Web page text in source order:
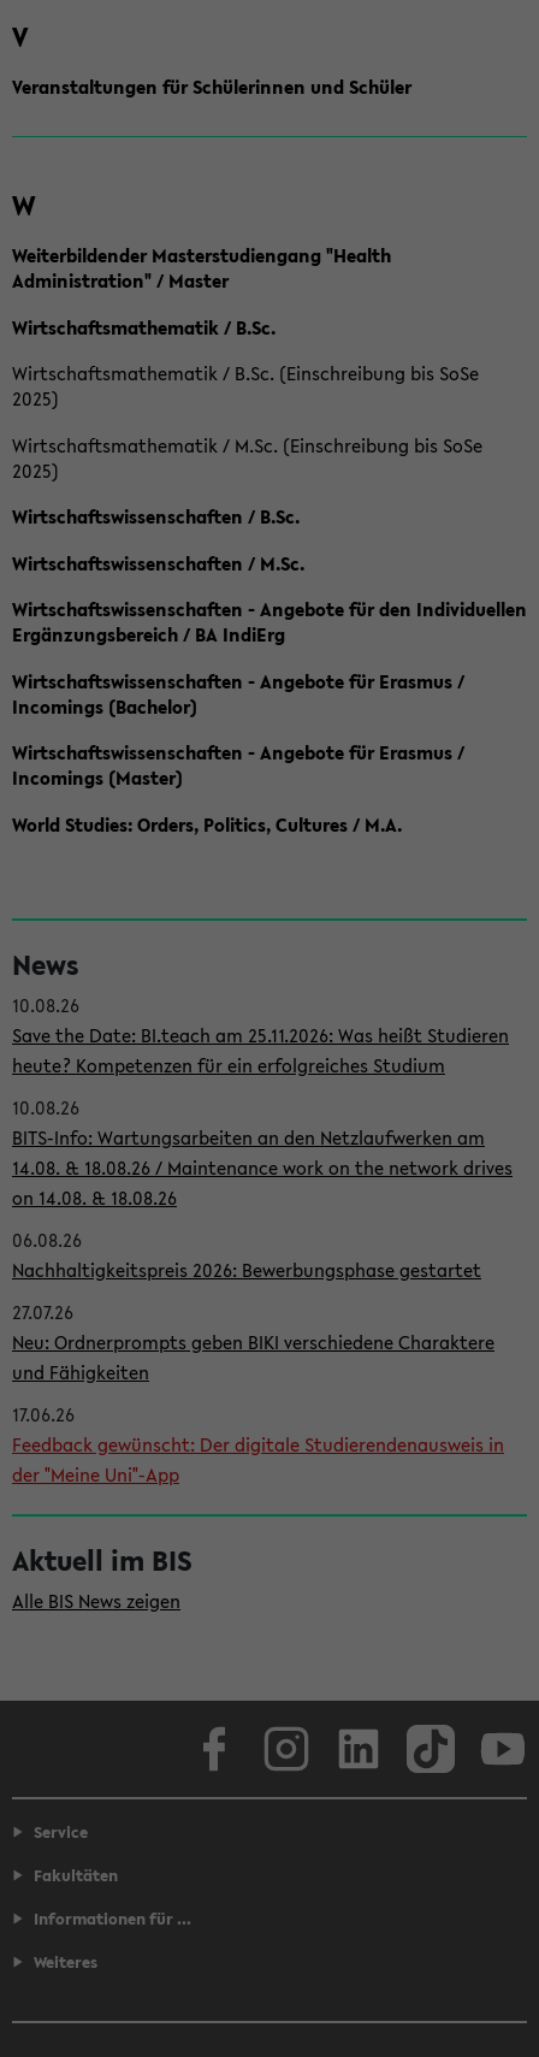
V
Veranstaltungen für Schülerinnen und Schüler
W
Weiterbildender Masterstudiengang "Health
Administration" / Master
Wirtschaftsmathematik / B.Sc.
Wirtschaftsmathematik / B.Sc. (Einschreibung bis SoSe
2025)
Wirtschaftsmathematik / M.Sc. (Einschreibung bis SoSe
2025)
Wirtschaftswissenschaften / B.Sc.
Wirtschaftswissenschaften / M.Sc.
Wirtschaftswissenschaften - Angebote für den Individuellen
Ergänzungsbereich / BA IndiErg
Wirtschaftswissenschaften - Angebote für Erasmus /
Incomings (Bachelor)
Wirtschaftswissenschaften - Angebote für Erasmus /
Incomings (Master)
World Studies: Orders, Politics, Cultures / M.A.
e
i
t
e
n
l
e
i
s
t
e
News
10.08.26
Save the Date: BI.teach am 25.11.2026: Was heißt Studieren
heute? Kompetenzen für ein erfolgreiches Studium
10.08.26
BITS-Info: Wartungsarbeiten an den Netzlaufwerken am
14.08. & 18.08.26 / Maintenance work on the network drives
on 14.08. & 18.08.26
06.08.26
Nachhaltigkeitspreis 2026: Bewerbungsphase gestartet
27.07.26
Neu: Ordnerprompts geben BIKI verschiedene Charaktere
und Fähigkeiten
17.06.26
Feedback gewünscht: Der digitale Studierendenausweis in
der "Meine Uni"-App
Aktuell im BIS
Alle BIS News zeigen
Service
Fakultäten
Informationen für ...
Weiteres